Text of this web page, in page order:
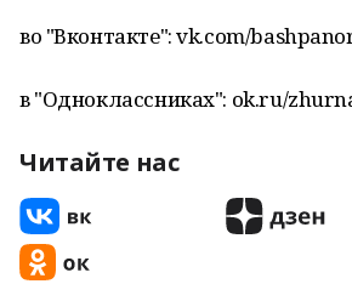
во "Вконтакте": vk.com/
в "Одноклассниках": ok.ru/
Читайте нас